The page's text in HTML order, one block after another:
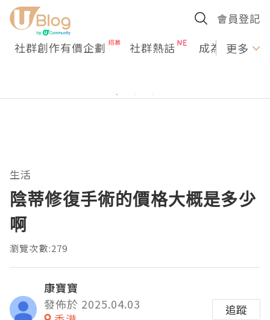
會員登記
社群創作有價企劃 社群熱話 成為U更多
生活
陰蒂修復手術的價格大概是多少
啊
瀏覽次數:279
康寶寶
發佈於 2025.04.03
追蹤